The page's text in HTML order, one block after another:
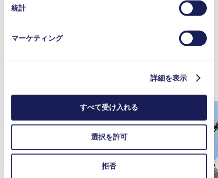
保存期間の詳細については、当社の[プライバシーポリシ
統計
マーケティング
詳細を表示
すべて受け入れる
選択を許可
拒否
Smart Slab研究チームが3D印刷を利用して作るのは、建材そ
のものではなく、型枠（ネガティブ型枠）です。製作には、
されました。そのプリンターには2つのKNF製液体用ダイア
フラムポンプが使用されています。１つは冷接着剤の供給用
最も労働力のかかる部分で、非標準コンポーネントの場合に